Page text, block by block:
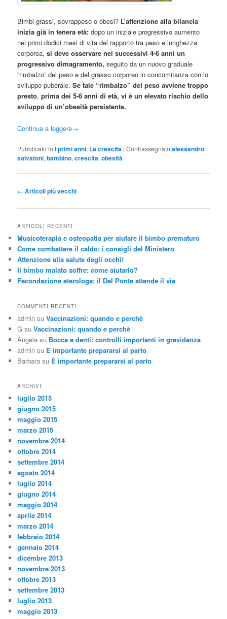
Bimbi grassi, sovrappeso o obesi? L’attenzione alla bilancia
inizia già in tenera età: dopo un iniziale progressivo aumento
nei primi dodici mesi di vita del rapporto tra peso e lunghezza
corporea,si deve osservare nei successivi 4-6 anni un
progressivo dimagramento, seguito da un nuovo graduale
“rimbalzo” del peso e del grasso corporeo in concomitanza con lo
sviluppo puberale.Se tale “rimbalzo” del peso avviene troppo
presto,prima dei 5-6 anni di età, vi è un elevato rischio dello
sviluppo di un’obesità persistente.
Continua a leggere→
Pubblicato in I primi anni, La crescita |Contrassegnato alessandro
salvatoni,bambino,crescita,obesità
Navigazione
← Articoli più vecchi
ARTICOLI RECENTI
Musicoterapia e osteopatia per aiutare il bimbo prematuro
Come combattere il caldo: i consigli del Ministero
Attenzione alla salute degli occhi!
Il bimbo malato soffre: come aiutarlo?
Fecondazione eterologa: il Del Ponte attende il via
COMMENTI RECENTI
admin suVaccinazioni: quando e perchè
G suVaccinazioni: quando e perchè
Angela su Bocca e denti: controlli importanti in gravidanza
admin su È importante prepararsi al parto
Barbara su È importante prepararsi al parto
ARCHIVI
luglio 2015
giugno 2015
maggio 2015
marzo 2015
novembre 2014
ottobre 2014
settembre 2014
agosto 2014
luglio 2014
giugno 2014
maggio 2014
aprile 2014
marzo 2014
febbraio 2014
gennaio 2014
dicembre 2013
novembre 2013
ottobre 2013
settembre 2013
luglio 2013
maggio 2013